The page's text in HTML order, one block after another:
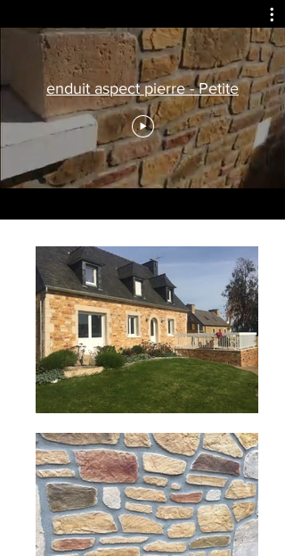
enduit aspect pierre - Petite